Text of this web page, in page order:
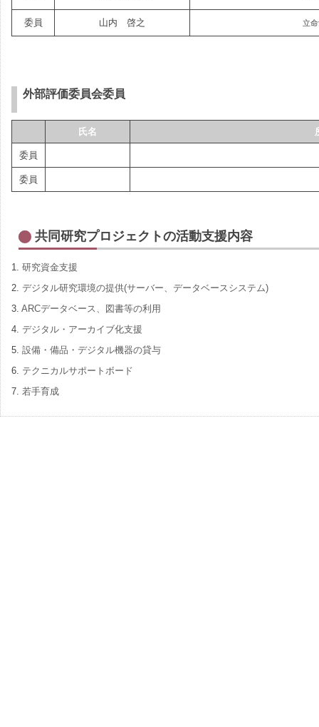
委員 山内 啓之 立
外部評価委員会委員
氏名
委員
委員
共同研究プロジェクトの活動支援内容
1. 研究資金支援
2. デジタル研究環境の提供(サーバー、データベースシステム)
3. ARCデータベース、図書等の利用
4. デジタル・アーカイブ化支援
5. 設備・備品・デジタル機器の貸与
6. テクニカルサポートボード
7. 若手育成